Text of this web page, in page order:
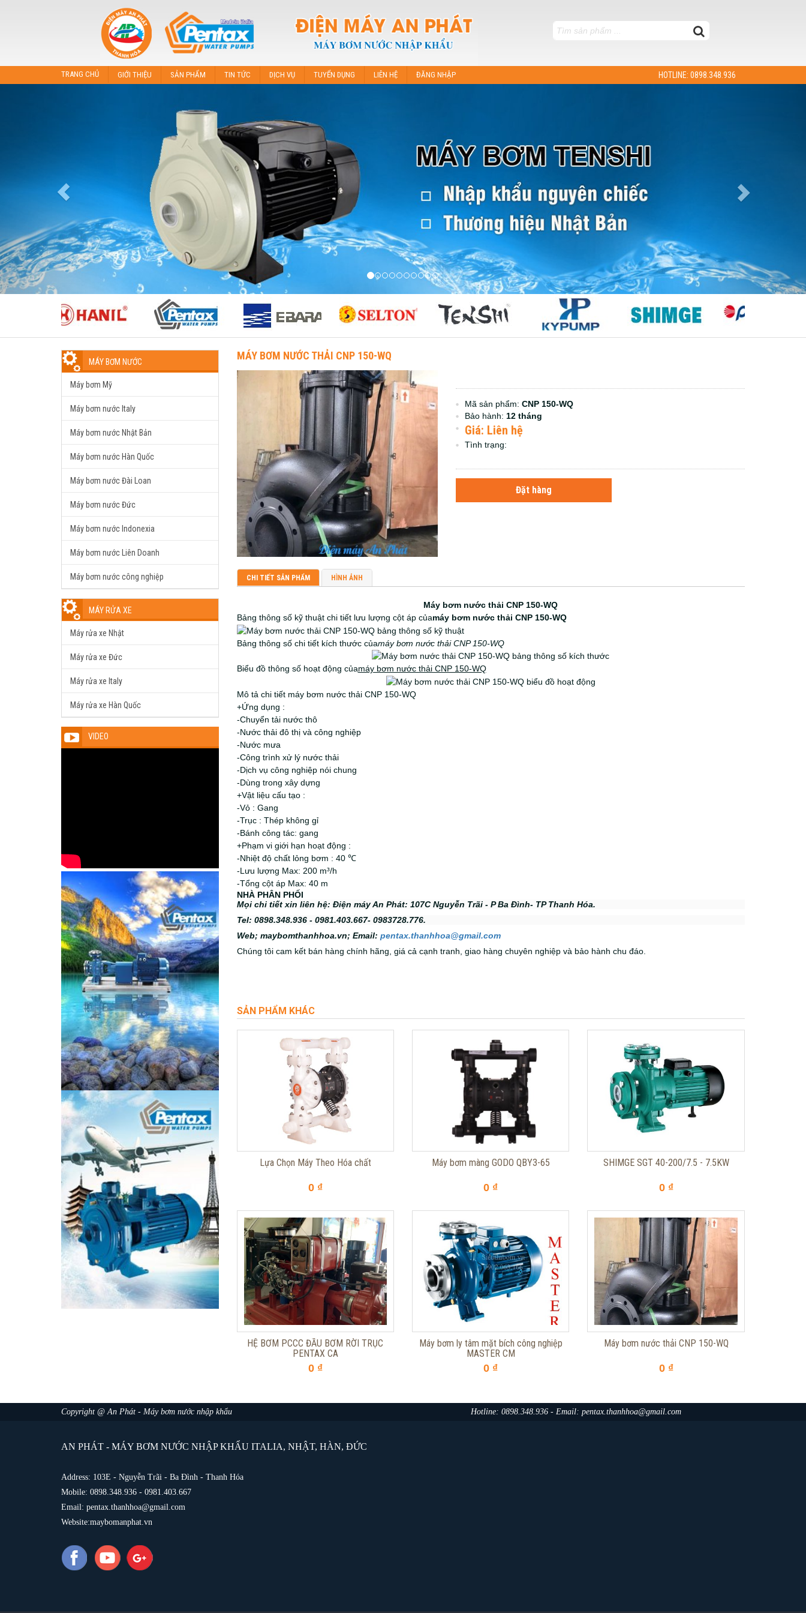
TRANG CHỦ GIỚI THIỆU SẢN PHẨM TIN TỨC DỊCH VỤ TUYỂN DỤNG LIÊN HỆ ĐĂNG NHẬP HOTLINE: 0898.348.936
MÁY BƠM NƯỚC
Máy bơm Mỹ
Máy bơm nước Italy
Máy bơm nước Nhật Bản
Máy bơm nước Hàn Quốc
Máy bơm nước Đài Loan
Máy bơm nước Đức
Máy bơm nước Indonexia
Máy bơm nước Liên Doanh
Máy bơm nước công nghiệp
MÁY RỬA XE
Máy rửa xe Nhật
Máy rửa xe Đức
Máy rửa xe Italy
Máy rửa xe Hàn Quốc
VIDEO
MÁY BƠM NƯỚC THẢI CNP 150-WQ
Mã sản phẩm:CNP 150-WQ
Bảo hành:12 tháng
Giá: Liên hệ
Tình trạng:
Đặt hàng
CHI TIẾT SẢN PHẨM HÌNH ẢNH
Máy bơm nước thải CNP 150-WQ
Bảng thông số kỹ thuật chi tiết lưu lượng cột áp củamáy bơm nước thải CNP 150-WQ
Bảng thông số chi tiết kích thước củamáy bơm nước thải CNP 150-WQ
Biểu đồ thông số hoạt động củamáy bơm nước thải CNP 150-WQ
Mô tả chi tiết máy bơm nước thải CNP 150-WQ
+Ứng dụng :
-Chuyển tải nước thô
-Nước thải đô thị và công nghiệp
-Nước mưa
-Công trình xử lý nước thải
-Dịch vụ công nghiệp nói chung
-Dùng trong xây dựng
+Vật liệu cấu tạo :
-Vỏ : Gang
-Trục : Thép không gỉ
-Bánh công tác: gang
+Phạm vi giới hạn hoạt động :
-Nhiệt độ chất lỏng bơm : 40 ℃
-Lưu lượng Max: 200 m³/h
-Tổng cột áp Max: 40 m
NHÀ PHÂN PHỐI
Mọi chi tiết xin liên hệ: Điện máy An Phát: 107C Nguyễn Trãi - P Ba Đình- TP Thanh Hóa.
Tel: 0898.348.936 - 0981.403.667- 0983728.776.
Web; maybomthanhhoa.vn; Email: pentax.thanhhoa@gmail.com
Chúng tôi cam kết bán hàng chính hãng, giá cả cạnh tranh, giao hàng chuyên nghiệp và bảo hành chu đáo.
SẢN PHẨM KHÁC
Lựa Chọn Máy Theo Hóa chất
0 ₫
Máy bơm màng GODO QBY3-65
0 ₫
SHIMGE SGT 40-200/7.5 - 7.5KW
0 ₫
HỆ BƠM PCCC ĐẦU BƠM RỜI TRỤC
PENTAX CA
0 ₫
Máy bơm ly tâm mặt bích công nghiệp
MASTER CM
0 ₫
Máy bơm nước thải CNP 150-WQ
0 ₫
Copyright @ An Phát - Máy bơm nước nhập khẩu Hotline: 0898.348.936 - Email: pentax.thanhhoa@gmail.com
AN PHÁT - MÁY BƠM NƯỚC NHẬP KHẨU ITALIA, NHẬT, HÀN, ĐỨC
Address: 103E - Nguyễn Trãi - Ba Đình - Thanh Hóa
Mobile: 0898.348.936 - 0981.403.667
Email: pentax.thanhhoa@gmail.com
Website:maybomanphat.vn